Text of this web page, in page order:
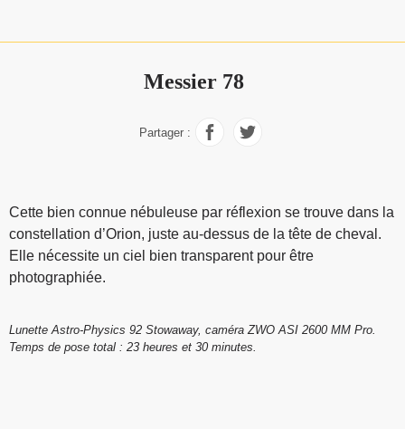
Messier 78
Partager :
Cette bien connue nébuleuse par réflexion se trouve dans la
constellation d’Orion, juste au-dessus de la tête de cheval.
Elle nécessite un ciel bien transparent pour être
photographiée.
Lunette Astro-Physics 92 Stowaway, caméra ZWO ASI 2600 MM Pro.
Temps de pose total : 23 heures et 30 minutes.